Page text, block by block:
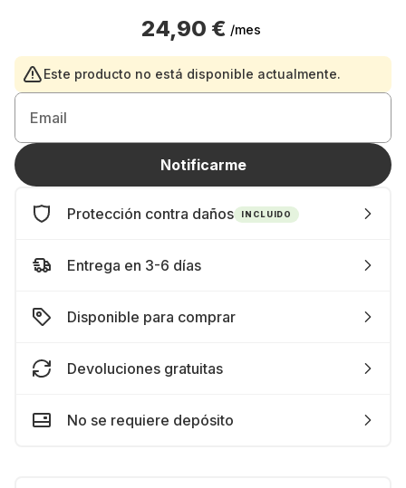
24,90 € /mes
Este producto no está disponible actualmente.
Email
Notificarme
Protección contra daños INCLUIDO
Entrega en 3-6 días
Disponible para comprar
Devoluciones gratuitas
No se requiere depósito